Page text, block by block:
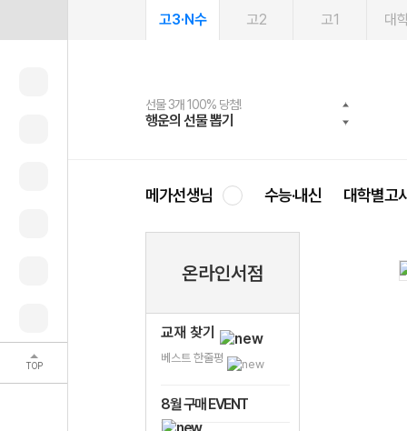
TOP
고3·N수 고2 고1 대
선물 3개 100% 당첨!
행운의 선물 뽑기
선물 100% 증정!
메가스터디 X 올리브
2027 러셀 단과
강사 공개선발
스마트러닝앱
설문 EVENT
메가패스
3일 무료 체험권
메가패스 수강생 무료혜택!
메가클럽 멤버십
사회공헌 캠페인
희망이룸 메가나눔
메가선생님 수능·내신 대학별고
온라인서점
교재 찾기
베스트 한줄평
8월 구매 EVENT